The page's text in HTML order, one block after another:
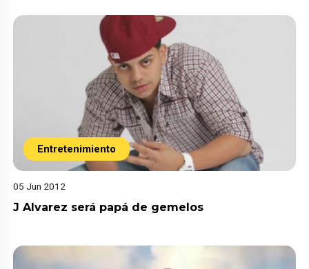
Entretenimiento
05 Jun 2012
J Alvarez será papá de gemelos